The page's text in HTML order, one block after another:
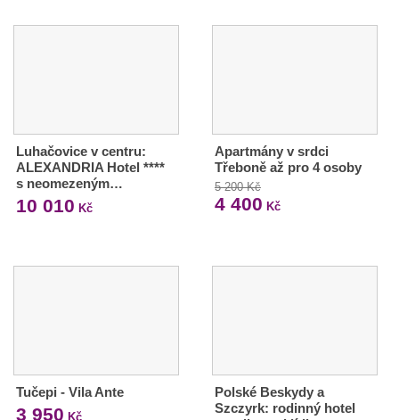
Luhačovice v centru:
ALEXANDRIA Hotel ****
s neomezeným…
10 010 Kč
Apartmány v srdci
Třeboně až pro 4 osoby
5 200 Kč
4 400 Kč
Tučepi - Vila Ante
3 950 Kč
Polské Beskydy a
Szczyrk: rodinný hotel